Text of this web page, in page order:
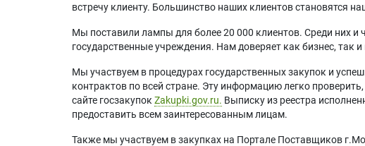
встречу клиенту. Большинство наших клиентов становятся
Мы поставили лампы для более 20 000 клиентов. Среди них и
государственные учреждения. Нам доверяет как бизнес, так
Мы участвуем в процедурах государственных закупок и
контрактов по всей стране. Эту информацию легко
сайте госзакупок Zakupki.gov.ru. Выписку из реестра
предоставить всем заинтересованным лицам.
Также мы участвуем в закупках на Портале Поставщиков